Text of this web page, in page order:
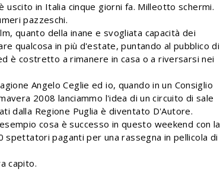
uscito in Italia cinque giorni fa. Milleotto schermi.
pazzeschi.
quanto della inane e svogliata capacità dei
qualcosa in più d'estate, puntando al pubblico di
è costretto a rimanere in casa o a riversarsi nei
Angelo Ceglie ed io, quando in un Consiglio
2008 lanciammo l'idea di un circuito di sale
dalla Regione Puglia è diventato D'Autore.
cosa è successo in questo weekend con la
spettatori paganti per una rassegna in pellicola di
capito.